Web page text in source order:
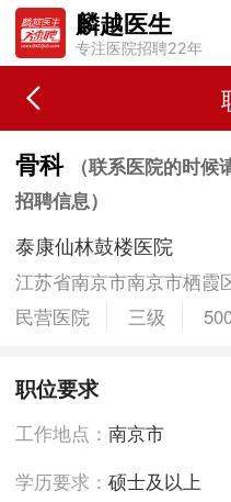
麟越医生
专注医院招聘22年
骨科
（联系医院的时
招聘信息）
泰康仙林鼓楼医院
民营医院
三级
职位要求
工作地点：南京市
学历要求：硕士及以上